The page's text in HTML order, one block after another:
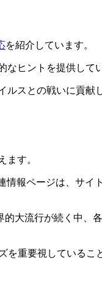
を紹介しています。
ヒントを提供して
スとの戦いに貢献
ます。
報ページは、サイ
大流行が続く中、
を重要視しているこ